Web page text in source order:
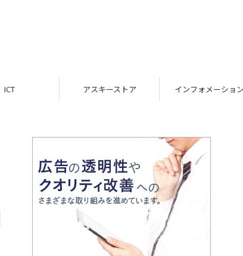
アスキーストア インフォメーション